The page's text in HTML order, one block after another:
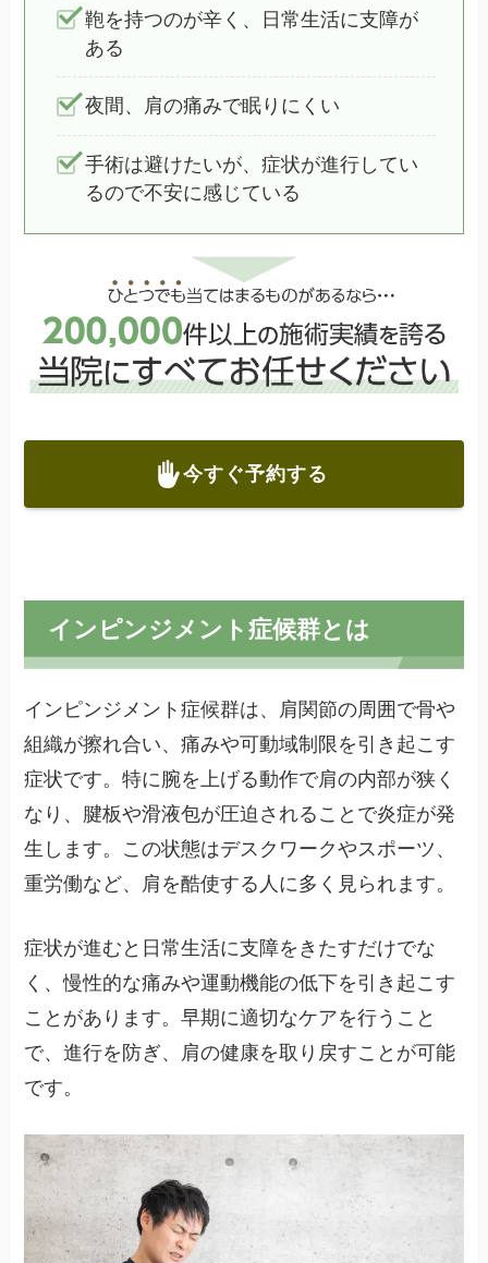
鞄を持つのが辛く、日常生活に支障が
ある
夜間、肩の痛みで眠りにくい
手術は避けたいが、症状が進行してい
るので不安に感じている
今すぐ予約する
インピンジメント症候群とは
インピンジメント症候群は、肩関節の周囲で骨や
組織が擦れ合い、痛みや可動域制限を引き起こす
症状です。特に腕を上げる動作で肩の内部が狭く
なり、腱板や滑液包が圧迫されることで炎症が発
生します。この状態はデスクワークやスポーツ、
重労働など、肩を酷使する人に多く見られます。
症状が進むと日常生活に支障をきたすだけでな
く、慢性的な痛みや運動機能の低下を引き起こす
ことがあります。早期に適切なケアを行うこと
で、進行を防ぎ、肩の健康を取り戻すことが可能
です。